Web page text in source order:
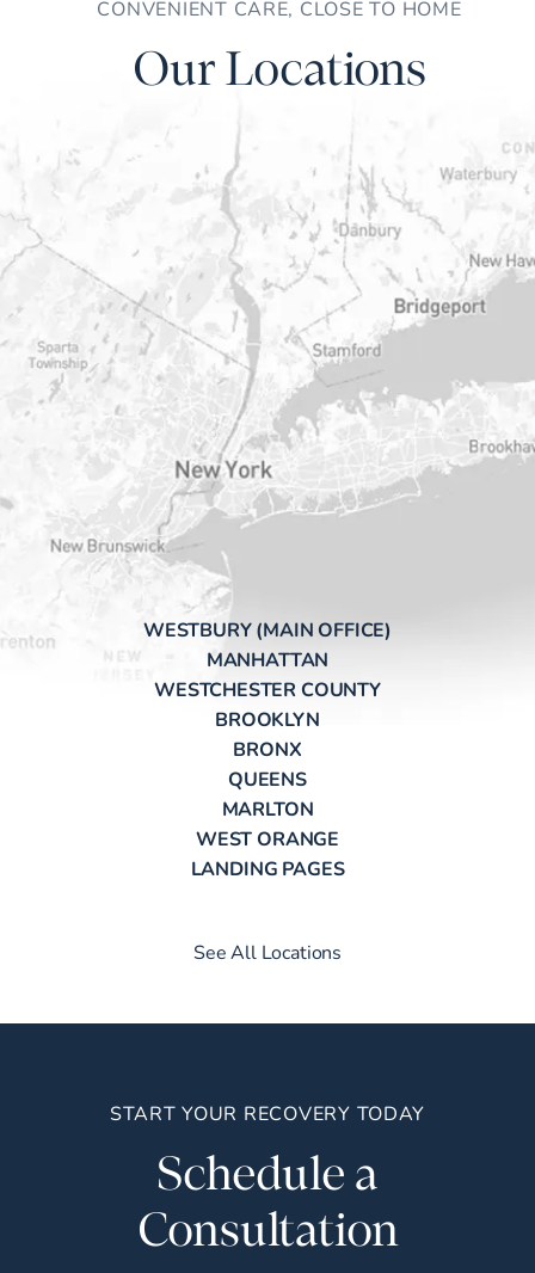
CONVENIENT CARE, CLOSE TO HOME
Our Locations
WESTBURY (MAIN OFFICE)
MANHATTAN
WESTCHESTER COUNTY
BROOKLYN
BRONX
QUEENS
MARLTON
WEST ORANGE
LANDING PAGES
See All Locations
START YOUR RECOVERY TODAY
Schedule a
Consultation